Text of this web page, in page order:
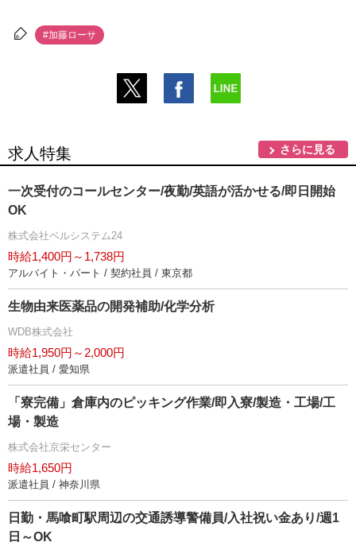
#加藤ローサ
求人特集 さらに見る
一次受付のコールセンター/夜勤/英語が活かせる/即日開始
OK
株式会社ベルシステム24
時給1,400円～1,738円
アルバイト・パート / 契約社員 / 東京都
生物由来医薬品の開発補助/化学分析
WDB株式会社
時給1,950円～2,000円
派遣社員 / 愛知県
「寮完備」倉庫内のピッキング作業/即入寮/製造・工場/工
場・製造
株式会社京栄センター
時給1,650円
派遣社員 / 神奈川県
日勤・馬喰町駅周辺の交通誘導警備員/入社祝い金あり/週1
日～OK